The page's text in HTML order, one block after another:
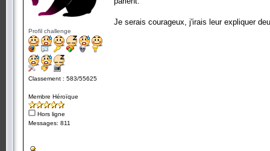
Profil challenge
Classement : 583/55625
Membre Héroïque
Hors ligne
Messages: 811
Je serais courageux, j'irais leur expliquer